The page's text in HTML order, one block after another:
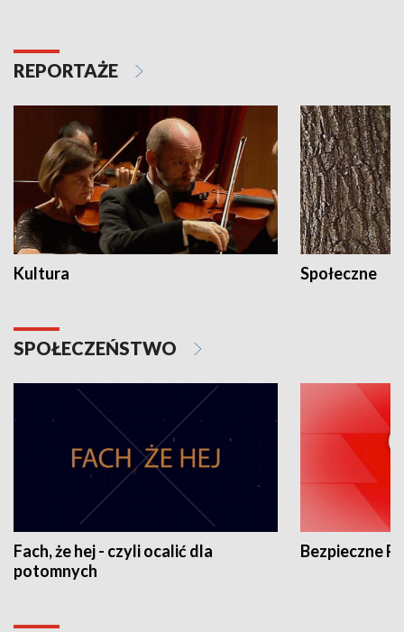
REPORTAŻE
Kultura Społeczne
SPOŁECZEŃSTWO
Fach, że hej - czyli ocalić dla
potomnych
Bezpieczne